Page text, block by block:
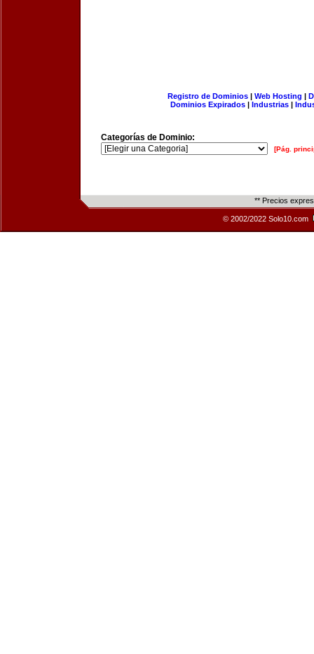
Registro de Dominios| Web Hosting |
Dominios Expirados | Industrias |
Categorías de Dominio:
[Pág.
** Precios
© 2002/2022 Solo10.com